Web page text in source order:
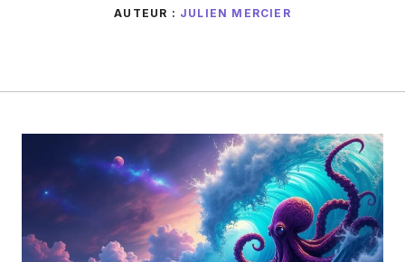
AUTEUR : JULIEN MERCIER